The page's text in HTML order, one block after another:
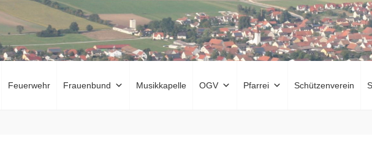
Feuerwehr Frauenbund Musikkapelle OGV Pfarrei Schützenverein